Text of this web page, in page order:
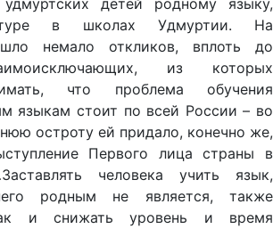
детей родному языку,
в школах Удмуртии. На
немало откликов, вплоть до
из которых
что проблема обучения
языкам стоит по всей России – во
остроту ей придало, конечно же,
Первого лица страны в
человека учить язык,
родным не является, также
и снижать уровень и время